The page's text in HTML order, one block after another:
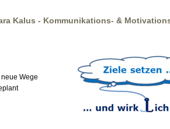
Kalus - Kommunikations- &
Wege